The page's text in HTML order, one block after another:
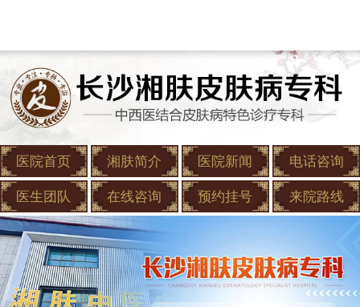
医院首页 湘肤简介 医院新闻 电话咨询
医生团队 在线咨询 预约挂号 来院路线